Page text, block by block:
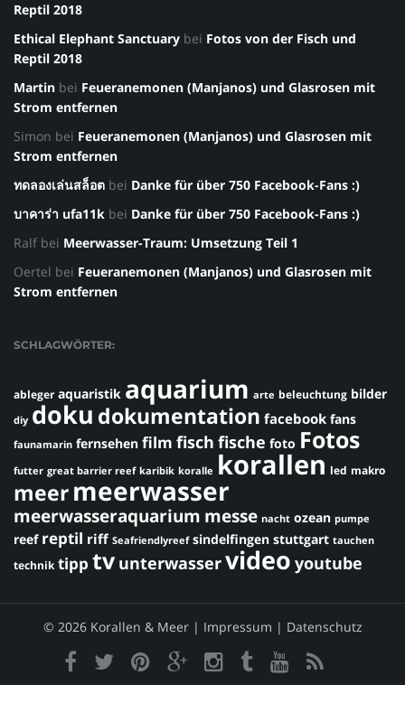
Reptil 2018
Ethical Elephant Sanctuary bei Fotos von der Fisch und
Reptil 2018
Martin bei Feueranemonen (Manjanos) und Glasrosen mit
Strom entfernen
Simon bei Feueranemonen (Manjanos) und Glasrosen mit
Strom entfernen
ทดลองเล่นสล็อต bei Danke für über 750 Facebook-Fans :)
บาคาร่า ufa11k bei Danke für über 750 Facebook-Fans :)
Ralf bei Meerwasser-Traum: Umsetzung Teil 1
Oertel bei Feueranemonen (Manjanos) und Glasrosen mit
Strom entfernen
SCHLAGWÖRTER:
ableger aquaristik aquarium arte beleuchtung bilder
diy doku dokumentation facebook fans
faunamarin fernsehen film fisch fische foto Fotos
futter great barrier reef karibik koralle korallen led makro
meermeerwasser
meerwasseraquarium messe nacht ozean pumpe
reef reptil riff Seafriendlyreef sindelfingen stuttgart tauchen
technik tipp tv unterwasservideo youtube
© 2026 Korallen & Meer | Impressum | Datenschutz